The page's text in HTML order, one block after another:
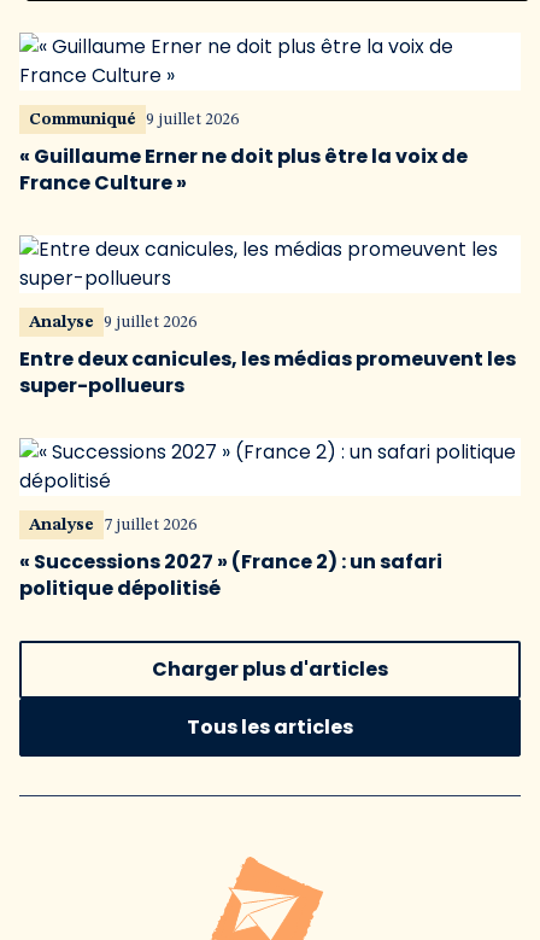
Communiqué 9 juillet 2026
« Guillaume Erner ne doit plus être la voix de
France Culture »
Analyse 9 juillet 2026
Entre deux canicules, les médias promeuvent les
super-pollueurs
Analyse 7 juillet 2026
« Successions 2027 » (France 2) : un safari
politique dépolitisé
Charger plus d'articles
Tous les articles